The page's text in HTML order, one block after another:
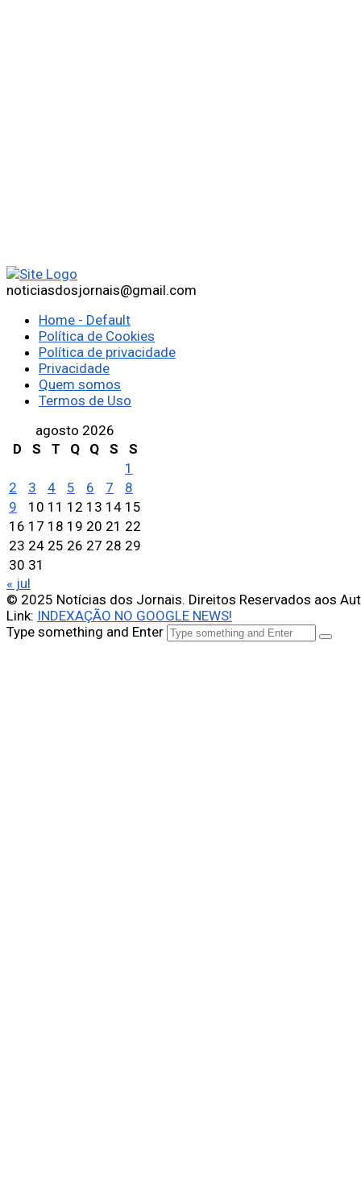
noticiasdosjornais@gmail.com
Home - Default
Política de Cookies
Política de privacidade
Privacidade
Quem somos
Termos de Uso
agosto 2026
D
S T Q Q S
S
1
2
3 4 5 6 7
8
9
10 11 12 13 14 15
16 17 18 19 20 21 22
23 24 25 26 27 28 29
30 31
« jul
© 2025 Notícias dos Jornais. Direitos Reservados aos
Link: INDEXAÇÃO NO GOOGLE NEWS!
Type something and Enter